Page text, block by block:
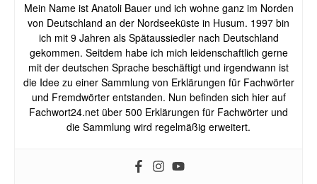
Mein Name ist Anatoli Bauer und ich wohne ganz im Norden
von Deutschland an der Nordseeküste in Husum. 1997 bin
ich mit 9 Jahren als Spätaussiedler nach Deutschland
gekommen. Seitdem habe ich mich leidenschaftlich gerne
mit der deutschen Sprache beschäftigt und irgendwann ist
die Idee zu einer Sammlung von Erklärungen für Fachwörter
und Fremdwörter entstanden. Nun befinden sich hier auf
Fachwort24.net über 500 Erklärungen für Fachwörter und
die Sammlung wird regelmäßig erweitert.